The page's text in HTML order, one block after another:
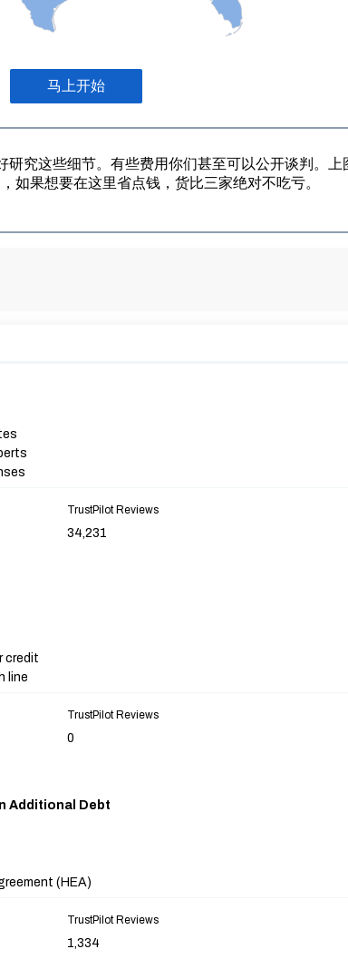
究这些细节。有些费用你们甚至可以公开谈判。
如果想要在这里省点钱，货比三家绝对不吃亏。